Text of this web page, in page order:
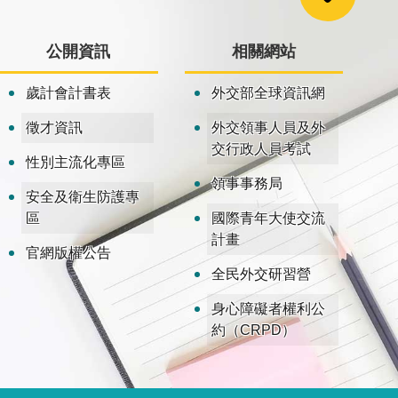
公開資訊
歲計會計書表
徵才資訊
性別主流化專區
安全及衛生防護專
區
官網版權公告
相關網站
外交部全球資訊網
外交領事人員及外
交行政人員考試
領事事務局
國際青年大使交流
計畫
全民外交研習營
身心障礙者權利公
約（CRPD）